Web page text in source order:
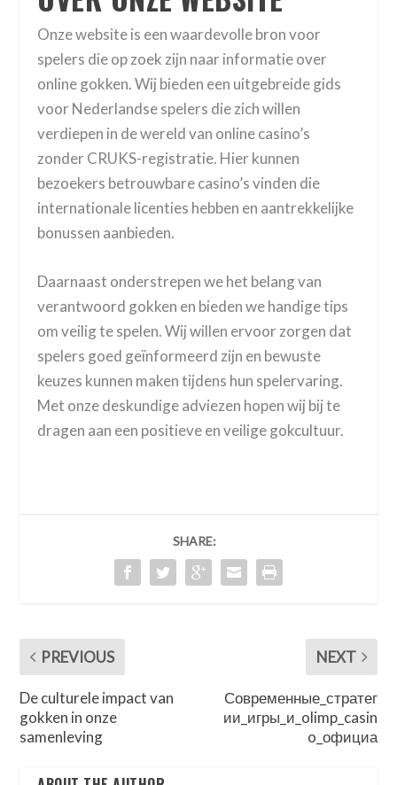
Onze website is een waardevolle bron voor
spelers die op zoek zijn naar informatie over
online gokken. Wij bieden een uitgebreide gids
voor Nederlandse spelers die zich willen
verdiepen in de wereld van online casino’s
zonder CRUKS-registratie. Hier kunnen
bezoekers betrouwbare casino’s vinden die
internationale licenties hebben en aantrekkelijke
bonussen aanbieden.
Daarnaast onderstrepen we het belang van
verantwoord gokken en bieden we handige tips
om veilig te spelen. Wij willen ervoor zorgen dat
spelers goed geïnformeerd zijn en bewuste
keuzes kunnen maken tijdens hun spelervaring.
Met onze deskundige adviezen hopen wij bij te
dragen aan een positieve en veilige gokcultuur.
SHARE:
PREVIOUS
De culturele impact van
gokken in onze
samenleving
NEXT
Современные_стратег
ии_игры_и_olimp_casin
o_официа